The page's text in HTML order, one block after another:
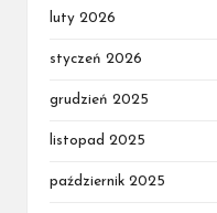
luty 2026
styczeń 2026
grudzień 2025
listopad 2025
październik 2025